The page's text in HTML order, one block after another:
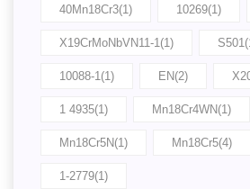
40Mn18Cr3(1) 10269(1)
X19CrMoNbVN11-1(1)
10088-1(1) EN(2)
1 4935(1) Mn18Cr4WN(1)
Mn18Cr5N(1) Mn18Cr5(4)
1-2779(1)